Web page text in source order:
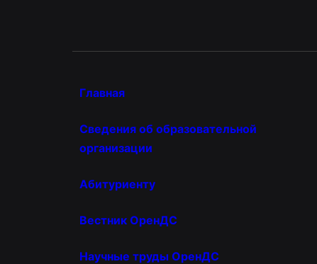
Главная
Сведения об образовательной
организации
Абитуриенту
Вестник ОренДС
Научные труды ОренДС